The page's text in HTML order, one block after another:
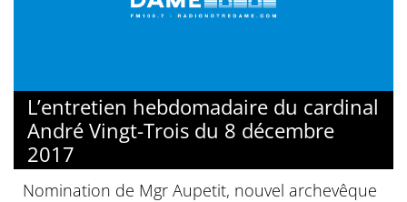
L’entretien hebdomadaire du cardinal
André Vingt-Trois du 8 décembre
2017
Nomination de Mgr Aupetit, nouvel archevêque